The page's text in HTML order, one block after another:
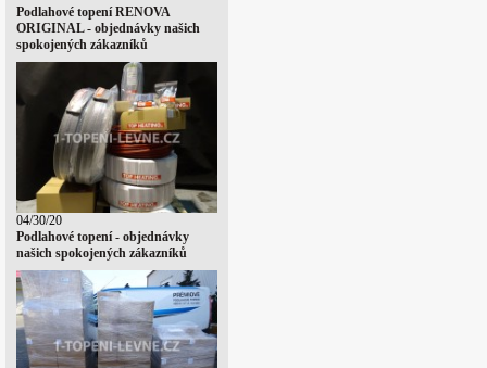
Podlahové topení RENOVA
ORIGINAL - objednávky našich
spokojených zákazníků
04/30/20
Podlahové topení - objednávky
našich spokojených zákazníků